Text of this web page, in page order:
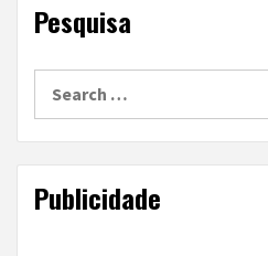
Pesquisa
Publicidade